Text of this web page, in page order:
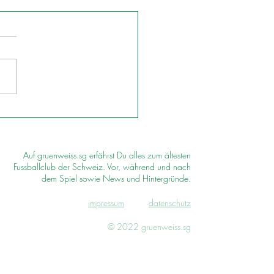
Auf gruenweiss.sg erfährst Du alles zum ältesten
Fussballclub der Schweiz. Vor, während und nach
dem Spiel sowie News und Hintergründe.
impressum datenschutz
© 2022 gruenweiss.sg